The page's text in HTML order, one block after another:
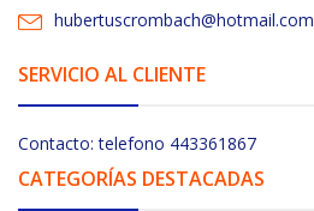
hubertuscrombach@hotmail.com
SERVICIO AL CLIENTE
Contacto: telefono 443361867
CATEGORÍAS DESTACADAS